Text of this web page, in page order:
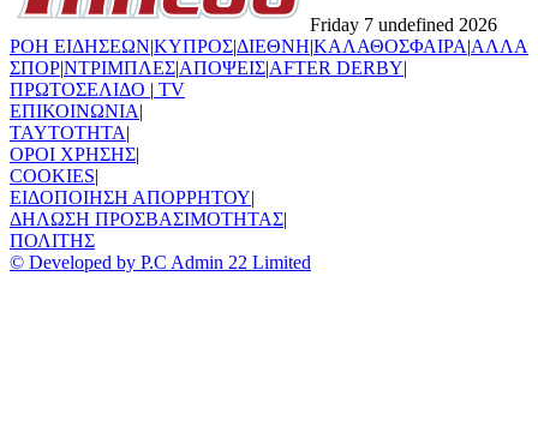
Friday 7 undefined 2026
ΡΟΗ ΕΙΔΗΣΕΩΝ|ΚΥΠΡΟΣ|ΔΙΕΘΝΗ|ΚΑΛΑΘΟΣΦΑΙΡΑ|ΑΛΛΑ
ΣΠΟΡ|ΝΤΡΙΜΠΛΕΣ|ΑΠΟΨΕΙΣ|AFTER DERBY|
ΠΡΩΤΟΣΕΛΙΔΟ | TV
ΕΠΙΚΟΙΝΩΝΙΑ|
TAYTOTHTA|
ΟΡΟΙ ΧΡΗΣΗΣ|
COOKIES|
ΕΙΔΟΠΟΙΗΣΗ ΑΠΟΡΡΗΤΟΥ|
ΔΗΛΩΣΗ ΠΡΟΣΒΑΣΙΜΟΤΗΤΑΣ|
ΠΟΛΙΤΗΣ
© Developed by P.C Admin 22 Limited